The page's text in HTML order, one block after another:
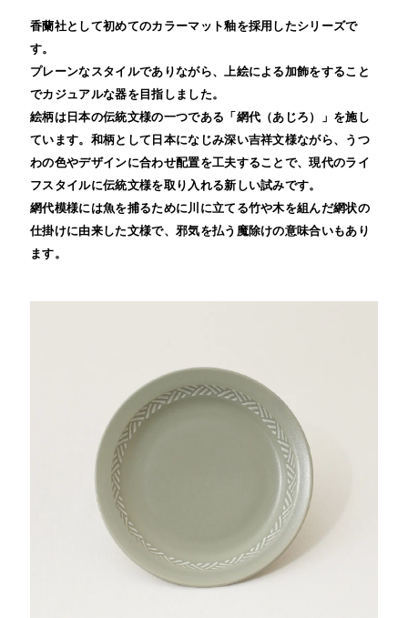
香蘭社として初めてのカラーマット釉を採用したシリーズで
す。
プレーンなスタイルでありながら、上絵による加飾をすること
でカジュアルな器を目指しました。
絵柄は日本の伝統文様の一つである「網代（あじろ）」を施し
ています。和柄として日本になじみ深い吉祥文様ながら、うつ
わの色やデザインに合わせ配置を工夫することで、現代のライ
フスタイルに伝統文様を取り入れる新しい試みです。
網代模様には魚を捕るために川に立てる竹や木を組んだ網状の
仕掛けに由来した文様で、邪気を払う魔除けの意味合いもあり
ます。